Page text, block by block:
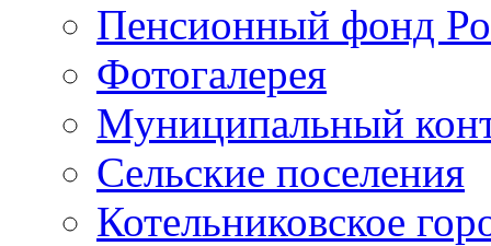
Пенсионный фонд
Фотогалерея
Муниципальный
Сельские поселения
Котельниковское